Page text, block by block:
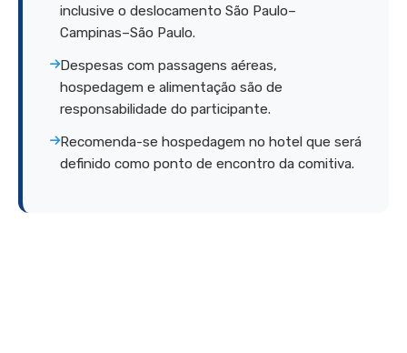
inclusive o deslocamento São Paulo–
Campinas–São Paulo.
Despesas com passagens aéreas,
hospedagem e alimentação são de
responsabilidade do participante.
Recomenda-se hospedagem no hotel que será
definido como ponto de encontro da comitiva.